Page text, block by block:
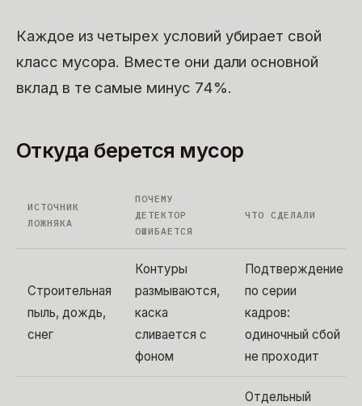
Каждое из четырех условий убирает свой
класс мусора. Вместе они дали основной
вклад в те самые минус 74%.
Откуда берется мусор
ИСТОЧНИК
ЛОЖНЯКА
ПОЧЕМУ
ДЕТЕКТОР
ОШИБАЕТСЯ
ЧТО СДЕЛАЛИ
Строительная
пыль, дождь,
снег
Контуры
размываются,
каска
сливается с
фоном
Подтверждение
по серии
кадров:
одиночный сбой
не проходит
Отдельный